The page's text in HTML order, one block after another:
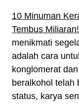
10 Minuman
Tembus Miliaran!
menikmati
adalah cara
konglomerat
beralkohol telah
status, karya